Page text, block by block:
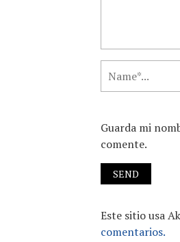
Guarda mi
comente.
Este sitio usa
comentarios.